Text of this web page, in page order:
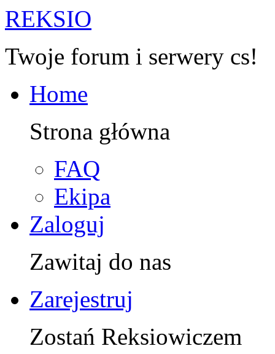
REKSIO
Twoje forum i serwery cs!
Home
Strona główna
FAQ
Ekipa
Zaloguj
Zawitaj do nas
Zarejestruj
Zostań Reksiowiczem